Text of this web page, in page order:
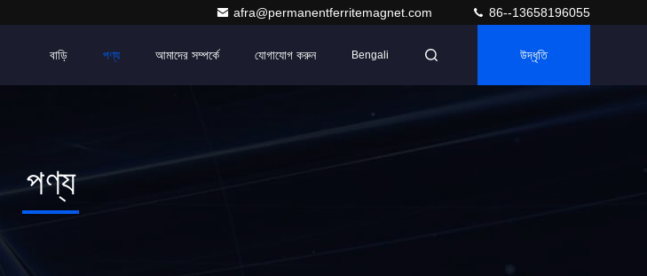
afra@permanentferritemagnet.com 86--13658196055
বাড়ি পণ্য আমাদের সম্পর্কে যোগাযোগ করুন Bengali উদ্ধৃতি
পণ্য